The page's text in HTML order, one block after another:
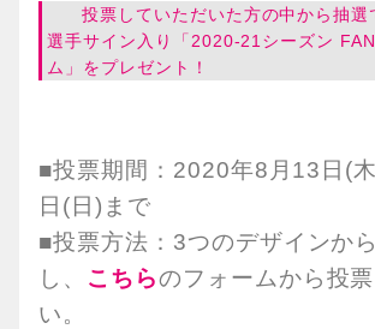
投票していただいた方の中から抽選
選手サイン入り「2020-21シーズン
ム」をプレゼント！
■投票期間：2020年8月13日(
日(日)まで
■投票方法：3つのデザインか
し、 こちらのフォームから投
い。